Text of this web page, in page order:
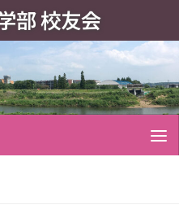
部 校友会